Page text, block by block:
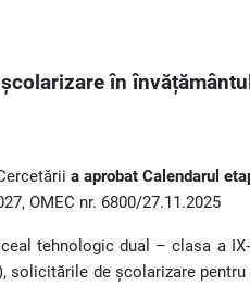
în
a aprobat Calendarul
OMEC nr. 6800/27.11.2025
tehnologic dual – clasa a
solicitările de școlarizare